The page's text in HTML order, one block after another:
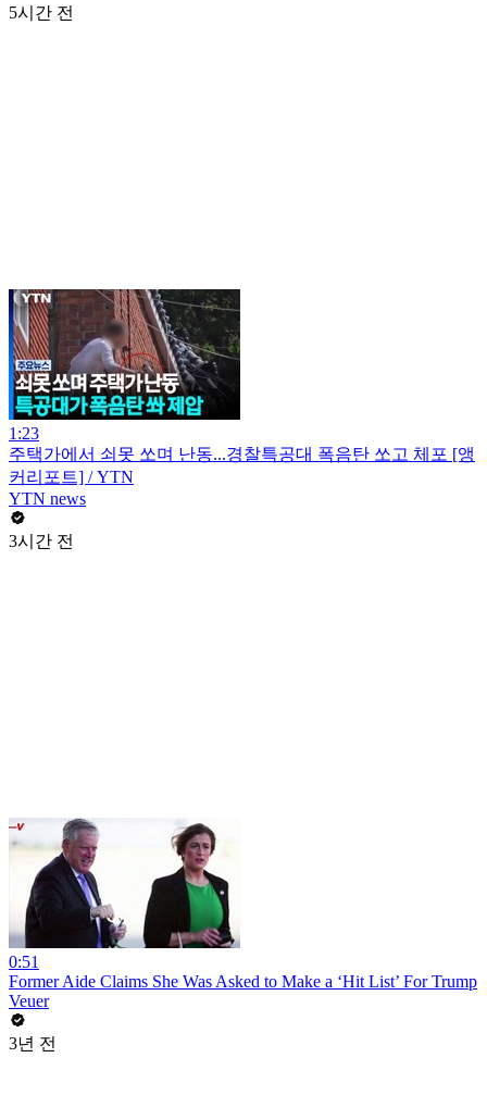
5시간 전
1:23
주택가에서 쇠못 쏘며 난동...경찰특공대 폭음탄 쏘고 체포 [앵
커리포트] / YTN
YTN news
3시간 전
0:51
Former Aide Claims She Was Asked to Make a ‘Hit List’ For Trump
Veuer
3년 전